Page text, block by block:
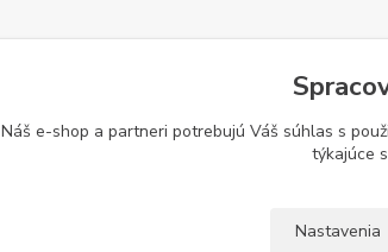
Náš e-shop a partneri potrebujú Váš súhlas s
týkajúce
Nastavenia